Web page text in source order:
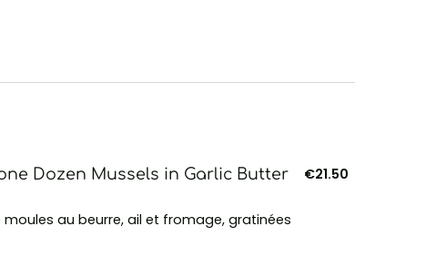
Dozen Mussels in Garlic Butter
moules au beurre, ail et fromage, gratinées
€21.50